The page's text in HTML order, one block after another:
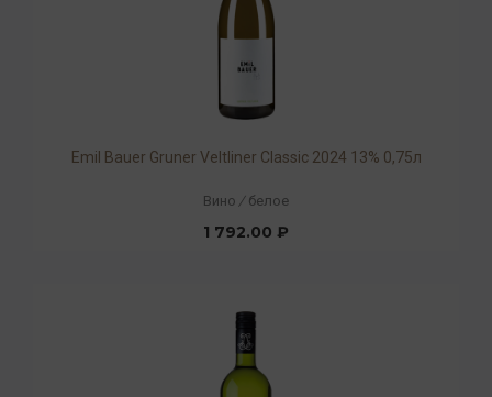
Emil Bauer Gruner Veltliner Classic 2024 13% 0,75л
Вино / белое
1 792.00 ₽